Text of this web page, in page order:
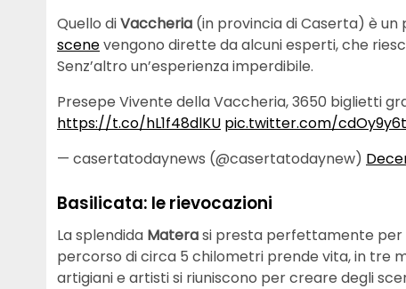
Quello diVaccheria (in provincia di Caserta) è un
scenevengono dirette da alcuni esperti, che
Senz’altro un’esperienza imperdibile.
Presepe Vivente della Vaccheria, 3650 biglietti
https://t.co/hL1f48dlKU pic.twitter.com/
— casertatodaynews (@casertatodaynew)
Basilicata: le rievocazioni
La splendida Materasi presta perfettamente per
percorso di circa 5 chilometri prende vita, in tre
artigiani e artisti si riuniscono per creare degli